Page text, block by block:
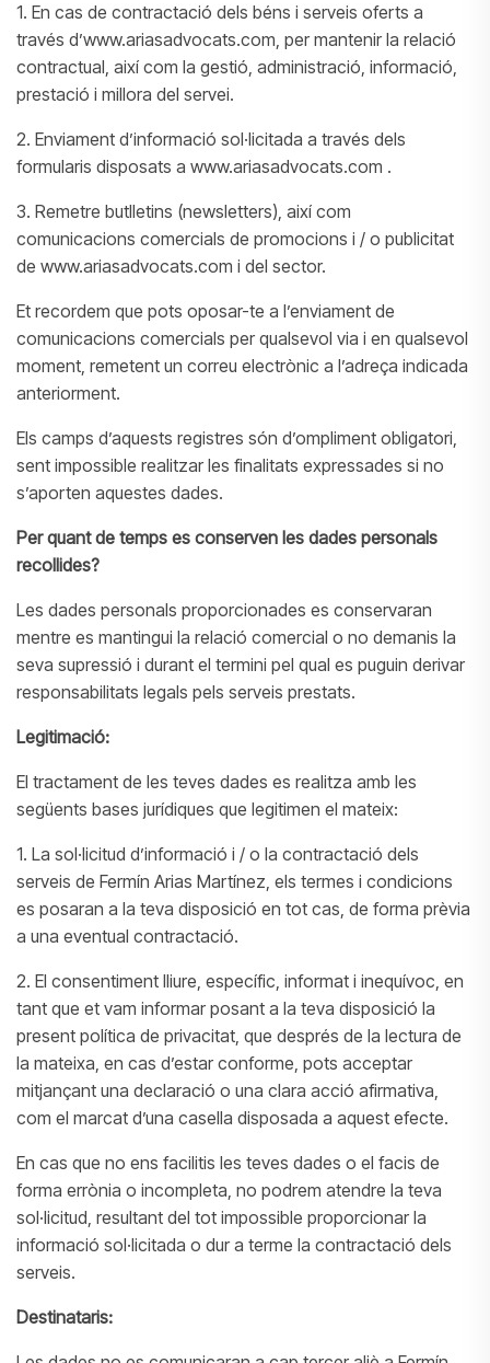
1. En cas de contractació dels béns i serveis oferts a
través d’www.ariasadvocats.com, per mantenir la relació
contractual, així com la gestió, administració, informació,
prestació i millora del servei.
2. Enviament d’informació sol·licitada a través dels
formularis disposats a www.ariasadvocats.com .
3. Remetre butlletins (newsletters), així com
comunicacions comercials de promocions i / o publicitat
de www.ariasadvocats.com i del sector.
Et recordem que pots oposar-te a l’enviament de
comunicacions comercials per qualsevol via i en qualsevol
moment, remetent un correu electrònic a l’adreça indicada
anteriorment.
Els camps d’aquests registres són d’ompliment obligatori,
sent impossible realitzar les finalitats expressades si no
s’aporten aquestes dades.
Per quant de temps es conserven les dades personals
recollides?
Les dades personals proporcionades es conservaran
mentre es mantingui la relació comercial o no demanis la
seva supressió i durant el termini pel qual es puguin derivar
responsabilitats legals pels serveis prestats.
Legitimació:
El tractament de les teves dades es realitza amb les
següents bases jurídiques que legitimen el mateix:
1. La sol·licitud d’informació i / o la contractació dels
serveis de Fermín Arias Martínez, els termes i condicions
es posaran a la teva disposició en tot cas, de forma prèvia
a una eventual contractació.
2. El consentiment lliure, específic, informat i inequívoc, en
tant que et vam informar posant a la teva disposició la
present política de privacitat, que després de la lectura de
la mateixa, en cas d’estar conforme, pots acceptar
mitjançant una declaració o una clara acció afirmativa,
com el marcat d’una casella disposada a aquest efecte.
En cas que no ens facilitis les teves dades o el facis de
forma errònia o incompleta, no podrem atendre la teva
sol·licitud, resultant del tot impossible proporcionar la
informació sol·licitada o dur a terme la contractació dels
serveis.
Destinataris: